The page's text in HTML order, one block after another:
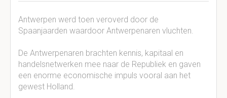
Antwerpen werd toen veroverd door de
Spaanjaarden waardoor Antwerpenaren vluchten.
De Antwerpenaren brachten kennis, kapitaal en
handelsnetwerken mee naar de Republiek en gaven
een enorme economische impuls vooral aan het
gewest Holland.